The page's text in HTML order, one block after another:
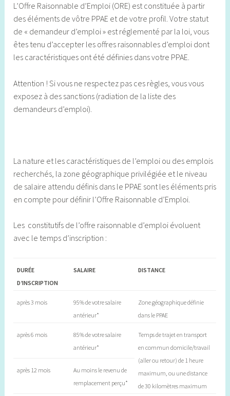
L’Offre Raisonnable d’Emploi (ORE) est constituée à partir
des éléments de vôtre PPAE et de votre profil. Votre statut
de « demandeur d’emploi » est réglementé par la loi, vous
êtes tenu d’accepter les offres raisonnables d’emploi dont
les caractéristiques ont été définies dans votre PPAE.
Attention ! Si vous ne respectez pas ces règles, vous vous
exposez à des sanctions (radiation de la liste des
demandeurs d’emploi).
La nature et les caractéristiques de l’emploi ou des emplois
recherchés, la zone géographique privilégiée et le niveau
de salaire attendu définis dans le PPAE sont les éléments pris
en compte pour définir l’Offre Raisonnable d’Emploi.
Les constitutifs de l’offre raisonnable d’emploi évoluent
avec le temps d’inscription :
DURÉE
D’INSCRIPTION
SALAIRE DISTANCE
après 3 mois
95% de votre salaire
antérieur*
Zone géographique définie
dans le PPAE
après 6 mois
85% de votre salaire
antérieur*
Temps de trajet en transport
en commun domicile/travail
(aller ou retour) de 1 heure
maximum, ou une distance
de 30 kilomètres maximum
après 12 mois
Au moins le revenu de
remplacement perçu*